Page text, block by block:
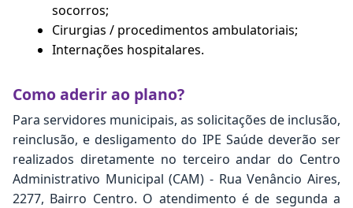
socorros;
Cirurgias / procedimentos ambulatoriais;
Internações hospitalares.
Como aderir ao plano?
Para servidores municipais, as solicitações de inclusão,
reinclusão, e desligamento do IPE Saúde deverão ser
realizados diretamente no terceiro andar do Centro
Administrativo Municipal (CAM) - Rua Venâncio Aires,
2277, Bairro Centro. O atendimento é de segunda a